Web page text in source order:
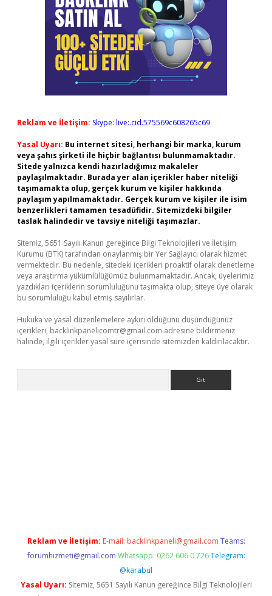
Reklam ve İletişim: Skype: live:.cid.575569c608265c69
Yasal Uyarı: Bu internet sitesi, herhangi bir marka, kurum
veya şahıs şirketi ile hiçbir bağlantısı bulunmamaktadır.
Sitede yalnızca kendi hazırladığımız makaleler
paylaşılmaktadır. Burada yer alan içerikler haber niteliği
taşımamakta olup, gerçek kurum ve kişiler hakkında
paylaşım yapılmamaktadır. Gerçek kurum ve kişiler ile isim
benzerlikleri tamamen tesadüfidir. Sitemizdeki bilgiler
taslak halindedir ve tavsiye niteliği taşımazlar.
Sitemiz, 5651 Sayılı Kanun gereğince Bilgi Teknolojileri ve İletişim
Kurumu (BTK) tarafından onaylanmış bir Yer Sağlayıcı olarak hizmet
vermektedir. Bu nedenle, sitedeki içerikleri proaktif olarak denetleme
veya araştırma yükümlülüğümüz bulunmamaktadır. Ancak, üyelerimiz
yazdıkları içeriklerin sorumluluğunu taşımakta olup, siteye üye olarak
bu sorumluluğu kabul etmiş sayılırlar.
Hukuka ve yasal düzenlemelere aykırı olduğunu düşündüğünüz
içerikleri, backlinkpanelicomtr@gmail.com adresine bildirmeniz
halinde, ilgili içerikler yasal süre içerisinde sitemizden kaldırılacaktır.
Reklam ve İletişim: E-mail: backlinkpaneli@gmail.com Teams:
forumhizmeti@gmail.com Whatsapp: 0262 606 0 726 Telegram:
@karabul
Yasal Uyarı: Sitemiz, 5651 Sayılı Kanun gereğince Bilgi Teknolojileri